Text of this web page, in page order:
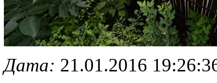
Дата: 21.01.2016